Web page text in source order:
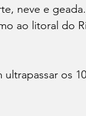
neve e
ao litoral do
ultrapassar os